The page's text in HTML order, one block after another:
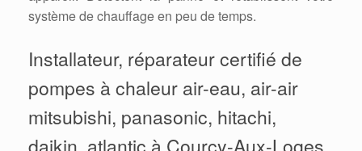
système de chauffage en peu de temps.
Installateur, réparateur certifié de
pompes à chaleur air-eau, air-air
mitsubishi, panasonic, hitachi,